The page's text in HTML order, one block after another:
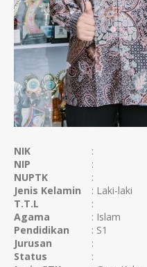
NIK
:
NIP
:
NUPTK
:
Jenis Kelamin
: Laki-laki
T.T.L
:
Agama
: Islam
Pendidikan
: S1
Jurusan
:
Status
: